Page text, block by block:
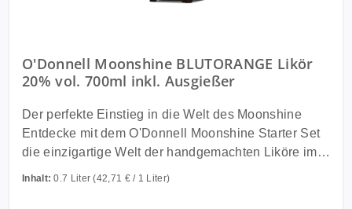
O'Donnell Moonshine BLUTORANGE Likör
20% vol. 700ml inkl. Ausgießer
Der perfekte Einstieg in die Welt des Moonshine
Entdecke mit dem O'Donnell Moonshine Starter Set
die einzigartige Welt der handgemachten Liköre im
Inhalt:0.7 Liter(42,71 € / 1 Liter)